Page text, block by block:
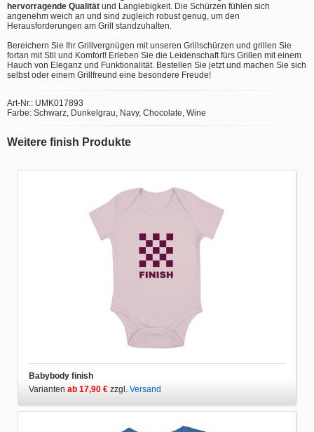
hervorragende Qualität und Langlebigkeit. Die Schürzen fühlen sich
angenehm weich an und sind zugleich robust genug, um den
Herausforderungen am Grill standzuhalten.
Bereichern Sie Ihr Grillvergnügen mit unseren Grillschürzen und grillen Sie
fortan mit Stil und Komfort! Erleben Sie die Leidenschaft fürs Grillen mit einem
Hauch von Eleganz und Funktionalität. Bestellen Sie jetzt und machen Sie sich
selbst oder einem Grillfreund eine besondere Freude!
Art-Nr.: UMK017893
Farbe: Schwarz, Dunkelgrau, Navy, Chocolate, Wine
Weitere finish Produkte
Babybody finish
Varianten ab 17,90 € zzgl. Versand